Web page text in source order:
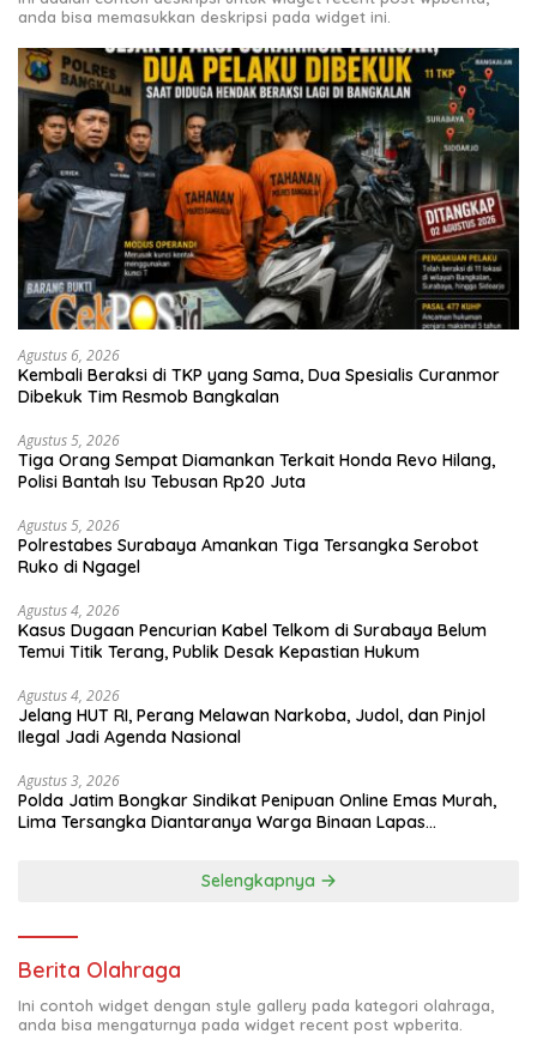
anda bisa memasukkan deskripsi pada widget ini.
Agustus 6, 2026
Kembali Beraksi di TKP yang Sama, Dua Spesialis Curanmor
Dibekuk Tim Resmob Bangkalan
Agustus 5, 2026
Tiga Orang Sempat Diamankan Terkait Honda Revo Hilang,
Polisi Bantah Isu Tebusan Rp20 Juta
Agustus 5, 2026
Polrestabes Surabaya Amankan Tiga Tersangka Serobot
Ruko di Ngagel
Agustus 4, 2026
Kasus Dugaan Pencurian Kabel Telkom di Surabaya Belum
Temui Titik Terang, Publik Desak Kepastian Hukum
Agustus 4, 2026
Jelang HUT RI, Perang Melawan Narkoba, Judol, dan Pinjol
Ilegal Jadi Agenda Nasional
Agustus 3, 2026
Polda Jatim Bongkar Sindikat Penipuan Online Emas Murah,
Lima Tersangka Diantaranya Warga Binaan Lapas
Selengkapnya
Berita Olahraga
Ini contoh widget dengan style gallery pada kategori olahraga,
anda bisa mengaturnya pada widget recent post wpberita.